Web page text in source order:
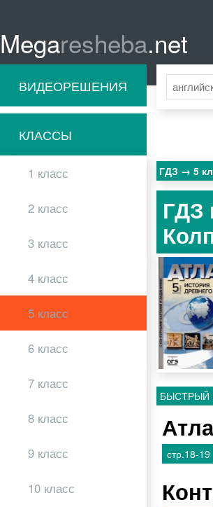
Megaresheba.net
ВИДЕОРЕШЕНИЯ
КЛАССЫ
1 класс
2 класс
3 класс
4 класс
5 класс
6 класс
7 класс
8 класс
9 класс
10 класс
ГДЗ 5
ГДЗ
БЫСТРЫЙ
стр.18-19